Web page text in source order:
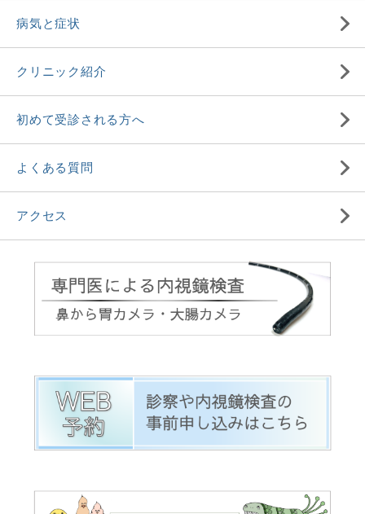
病気と症状
クリニック紹介
初めて受診される方へ
よくある質問
アクセス